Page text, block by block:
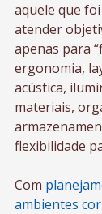
aquele que
atender
apenas para
ergonomia,
acústica,
materiais,
flexibilidade
Com
ambientes